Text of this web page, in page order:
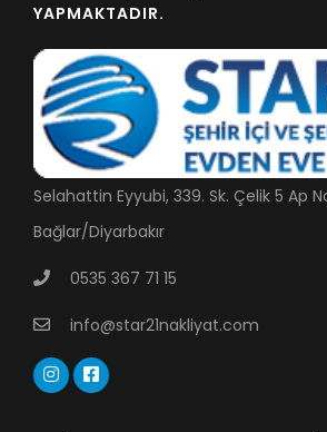
YAPMAKTADIR.
Selahattin Eyyubi, 339. Sk. Çelik 5 Ap
Bağlar/Diyarbakır
0535 367 71 15
info@star21nakliyat.com